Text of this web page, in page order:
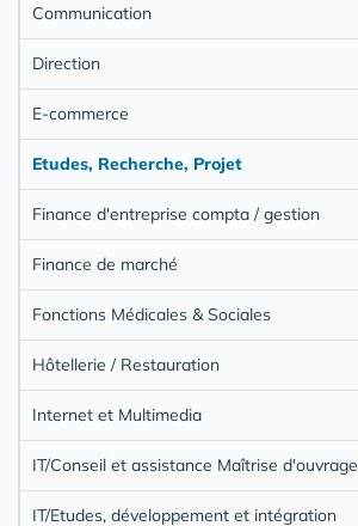
Communication
Direction
E-commerce
Etudes, Recherche, Projet
Finance d'entreprise compta / gestion
Finance de marché
Fonctions Médicales & Sociales
Hôtellerie / Restauration
Internet et Multimedia
IT/Conseil et assistance Maîtrise d'ouvrage
IT/Etudes, développement et intégration